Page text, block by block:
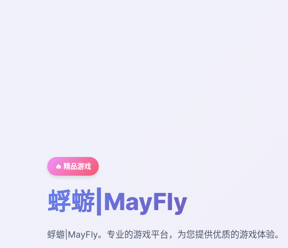
🔥 精品游戏
蜉蝣|MayFly
蜉蝣|MayFly。专业的游戏平台，为您提供优质的游戏体验。